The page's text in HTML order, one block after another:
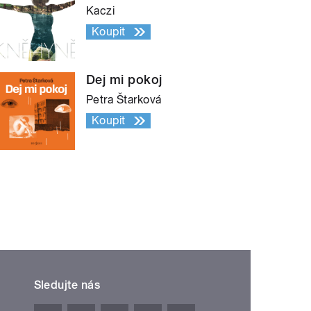
Kaczi
Koupit
Dej mi pokoj
Petra Štarková
Koupit
Sledujte nás